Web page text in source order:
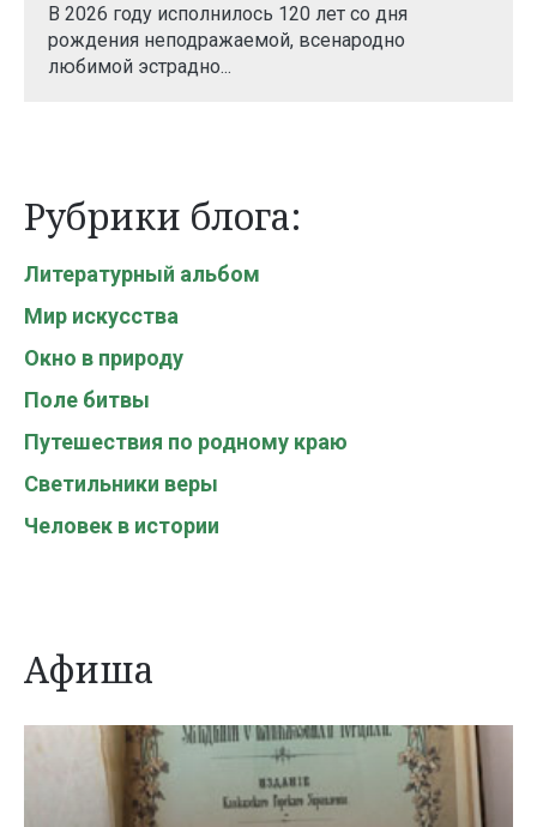
В 2026 году исполнилось 120 лет со дня
рождения неподражаемой, всенародно
любимой эстрадно...
Рубрики блога:
Литературный альбом
Мир искусства
Окно в природу
Поле битвы
Путешествия по родному краю
Светильники веры
Человек в истории
Афиша